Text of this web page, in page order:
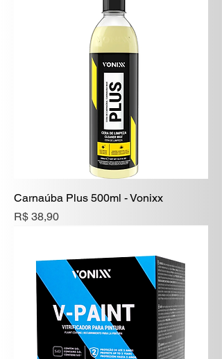
Carnaúba Plus 500ml - Vonixx
Preço
R$ 38,90